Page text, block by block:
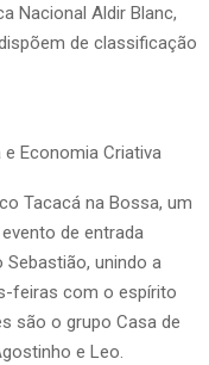
Nacional Aldir Blanc,
de classificação
Economia Criativa
Tacacá na Bossa, um
de entrada
Sebastião, unindo a
feiras com o espírito
são o grupo Casa de
e Leo.